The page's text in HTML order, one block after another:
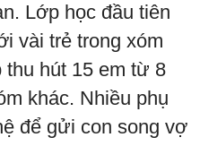
Lớp học đầu tiên
vài trẻ trong xóm
hút 15 em từ 8
khác. Nhiều phụ
để gửi con song vợ